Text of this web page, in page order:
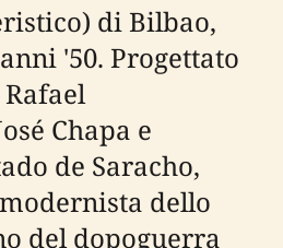
di Bilbao,
'50. Progettato
Chapa e
de Saracho,
dello
del dopoguerra